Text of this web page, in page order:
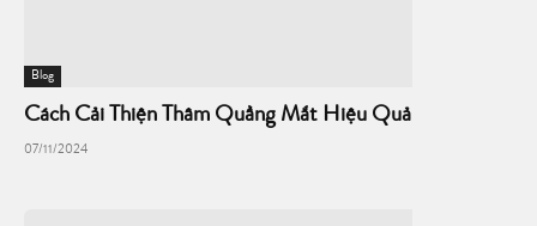
Blog
Cách Cải Thiện Thâm Quầng Mắt Hiệu Quả
07/11/2024